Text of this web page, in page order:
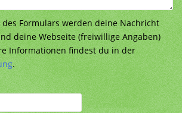
Formulars werden deine Nachricht
deine Webseite (freiwillige Angaben)
Informationen findest du in der
.